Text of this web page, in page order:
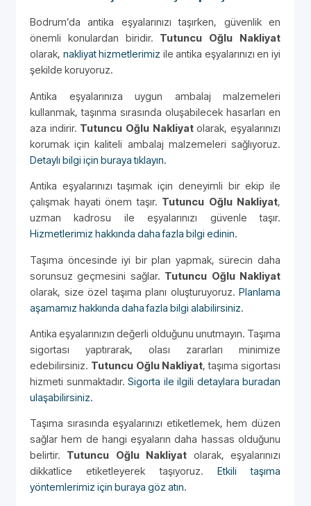
Bodrum’da antika eşyalarınızı taşırken, güvenlik en
önemli konulardan biridir. Tutuncu Oğlu Nakliyat
olarak, nakliyat hizmetlerimiz ile antika eşyalarınızı en iyi
şekilde koruyoruz.
Antika eşyalarınıza uygun ambalaj malzemeleri
kullanmak, taşınma sırasında oluşabilecek hasarları en
aza indirir. Tutuncu Oğlu Nakliyatolarak, eşyalarınızı
korumak için kaliteli ambalaj malzemeleri sağlıyoruz.
Detaylı bilgi için buraya tıklayın.
Antika eşyalarınızı taşımak için deneyimli bir ekip ile
çalışmak hayati önem taşır. Tutuncu Oğlu Nakliyat,
uzman kadrosu ile eşyalarınızı güvenle taşır.
Hizmetlerimiz hakkında daha fazla bilgi edinin.
Taşıma öncesinde iyi bir plan yapmak, sürecin daha
sorunsuz geçmesini sağlar. Tutuncu Oğlu Nakliyat
olarak, size özel taşıma planı oluşturuyoruz. Planlama
aşamamız hakkında daha fazla bilgi alabilirsiniz.
Antika eşyalarınızın değerli olduğunu unutmayın. Taşıma
sigortası yaptırarak, olası zararları minimize
edebilirsiniz. Tutuncu Oğlu Nakliyat, taşıma sigortası
hizmeti sunmaktadır. Sigorta ile ilgili detaylara buradan
ulaşabilirsiniz.
Taşıma sırasında eşyalarınızı etiketlemek, hem düzen
sağlar hem de hangi eşyaların daha hassas olduğunu
belirtir. Tutuncu Oğlu Nakliyat olarak, eşyalarınızı
dikkatlice etiketleyerek taşıyoruz. Etkili taşıma
yöntemlerimiz için buraya göz atın.